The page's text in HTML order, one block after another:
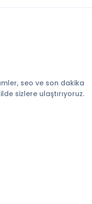
seo ve son dakika
sizlere ulaştırıyoruz.